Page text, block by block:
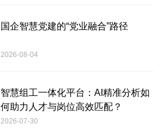
国企智慧党建的“党业融合”路径
2026-08-04
智慧组工一体化平台：AI精准分析如
何助力人才与岗位高效匹配？
2026-07-30